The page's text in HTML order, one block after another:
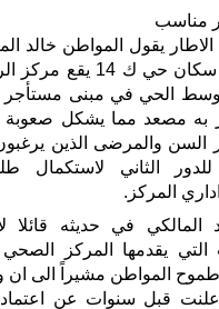
مناسب
يقول المواطن خالد
وهو من سكان حي ك 14 يقع
وسط الحي في مبنى مستأجر
به مصعد مما يشكل صعوبة
السن والمرضى الذين
للدور الثاني لاستكمال
المركز.
المالكي في حديثه قائلا
التي يقدمها المركز
المواطن مشيراً الى ان
قبل سنوات عن